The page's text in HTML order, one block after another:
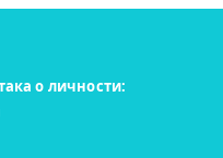
о личности: